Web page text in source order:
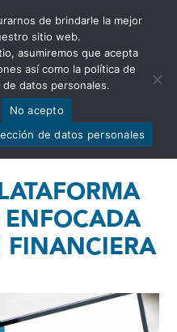
de brindarle la mejor
sitio web.
asumiremos que acepta
así como la política de
datos personales.
No acepto
de datos personales